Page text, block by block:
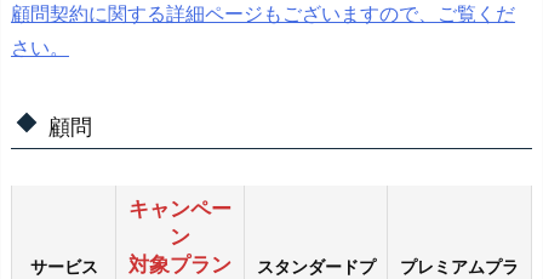
顧問契約に関する詳細ページもございますので、ご覧くだ
さい。
顧問
サービス
キャンペー
ン
対象プラン
スタンダードプ
プレミアムプラ